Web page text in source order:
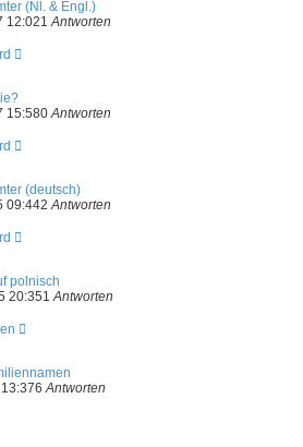
(Nl. & Engl.)
12:021Antworten
15:580Antworten
(deutsch)
09:442Antworten
polnisch
20:351Antworten
6Antworten